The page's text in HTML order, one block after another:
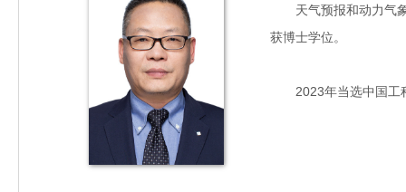
天气预报和动力气象
获博士学位。
2023年当选中国工